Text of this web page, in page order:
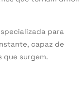
para
capaz de
que surgem.